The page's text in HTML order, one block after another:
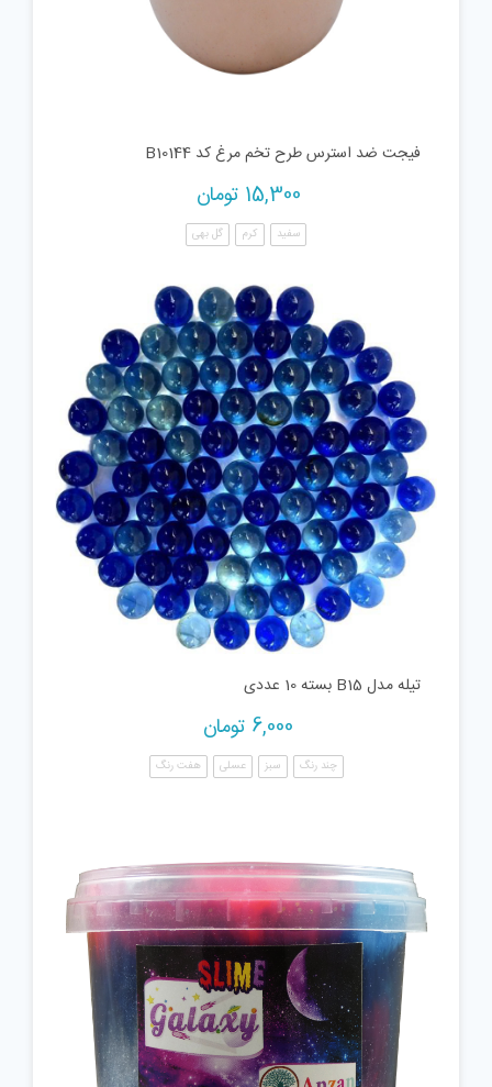
فیجت ضد استرس طرح تخم مرغ کد B10144
15,300 تومان
سفید کرم گل بهی
تیله مدل B15 بسته 10 عددی
6,000 تومان
چند رنگ سبز عسلی هفت رنگ